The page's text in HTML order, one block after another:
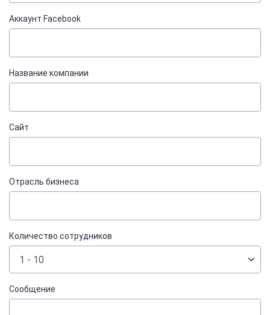
Аккаунт Facebook
Название компании
Сайт
Отрасль бизнеса
Количество сотрудников
Сообщение